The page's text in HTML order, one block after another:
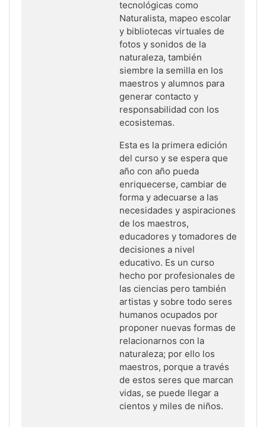
tecnológicas como
Naturalista, mapeo escolar
y bibliotecas virtuales de
fotos y sonidos de la
naturaleza, también
siembre la semilla en los
maestros y alumnos para
generar contacto y
responsabilidad con los
ecosistemas.
Esta es la primera edición
del curso y se espera que
año con año pueda
enriquecerse, cambiar de
forma y adecuarse a las
necesidades y aspiraciones
de los maestros,
educadores y tomadores de
decisiones a nivel
educativo. Es un curso
hecho por profesionales de
las ciencias pero también
artistas y sobre todo seres
humanos ocupados por
proponer nuevas formas de
relacionarnos con la
naturaleza; por ello los
maestros, porque a través
de estos seres que marcan
vidas, se puede llegar a
cientos y miles de niños.